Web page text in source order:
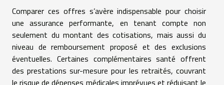
Comparer ces offres s’avère indispensable pour choisir
une assurance performante, en tenant compte non
seulement du montant des cotisations, mais aussi du
niveau de remboursement proposé et des exclusions
éventuelles. Certaines complémentaires santé offrent
des prestations sur-mesure pour les retraités, couvrant